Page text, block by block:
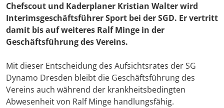
Chefscout und Kaderplaner Kristian Walter wird
Interimsgeschäftsführer Sport bei der SGD. Er vertritt
damit bis auf weiteres Ralf Minge in der
Geschäftsführung des Vereins.
Mit dieser Entscheidung des Aufsichtsrates der SG
Dynamo Dresden bleibt die Geschäftsführung des
Vereins auch während der krankheitsbedingten
Abwesenheit von Ralf Minge handlungsfähig.